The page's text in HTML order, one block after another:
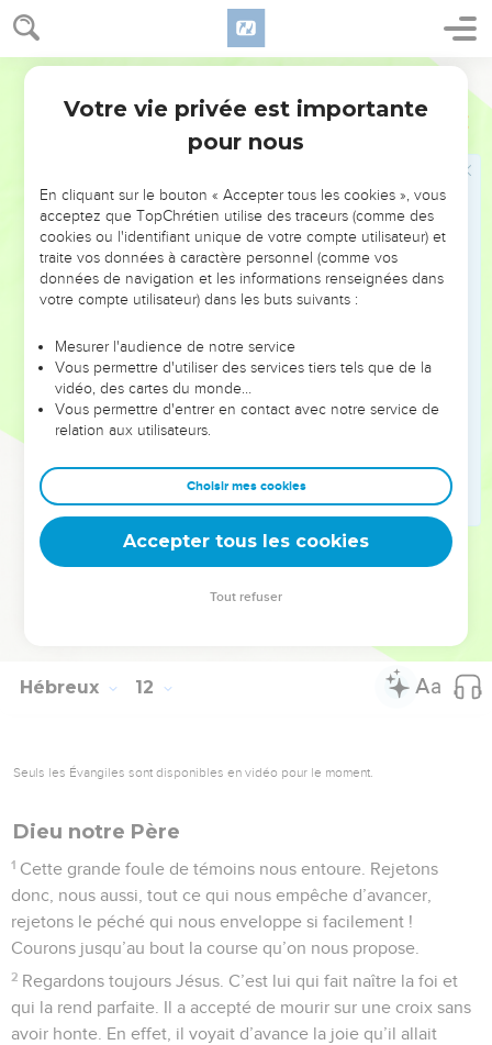
Hébreux 11
hommes ont été torturés mais ils n’ont pas voulu qu’on les
délivre. En effet, ils préféraient revenir de la mort à une vie
meilleure.
D’autres ont supporté des insultes et des coups de fouet.
On a attaché certains avec des chaînes et on les a mis en
sciés en deux, ou on les a tués par l’épée. D’autres sont allés
d’un endroit à un autre, habillés avec des peaux de moutons
ou des peaux de chèvres. Ils manquaient de tout. On les
faisait beaucoup souffrir et on les traitait vraiment mal.
sont allés d’un endroit à un autre, dans les déserts, dans les
montagnes, dans les abris des rochers et dans les trous de la
Ils ont tous cru en Dieu, c’est pour cela qu’on les a donnés
En effet, Dieu avait prévu quelque chose de meilleur
encore pour nous. C’est pourquoi ils ne devaient pas devenir
parfaits sans nous.
© Société biblique française – Bibli’O, 2000, avec autorisation. Pour vous procurer
Hébreux 12
Seuls les Évangiles sont disponibles en vidéo pour le moment.
Dieu notre Père
1 Cette grande foule de témoins nous entoure. Rejetons
donc, nous aussi, tout ce qui nous empêche d’avancer,
rejetons le péché qui nous enveloppe si facilement !
Courons jusqu’au bout la course qu’on nous propose.
2 Regardons toujours Jésus. C’est lui qui fait naître la foi et
qui la rend parfaite. Il a accepté de mourir sur une croix sans
avoir honte. En effet, il voyait d’avance la joie qu’il allait
Votre vie privée est importante
pour nous
En cliquant sur le bouton « Accepter tous les cookies », vous
acceptez que TopChrétien utilise des traceurs (comme des
cookies ou l'identifiant unique de votre compte utilisateur) et
traite vos données à caractère personnel (comme vos
données de navigation et les informations renseignées dans
votre compte utilisateur) dans les buts suivants :
Mesurer l'audience de notre service
Vous permettre d'utiliser des services tiers tels que de la
vidéo, des cartes du monde…
Vous permettre d'entrer en contact avec notre service de
relation aux utilisateurs.
Choisir mes cookies
Accepter tous les cookies
Tout refuser